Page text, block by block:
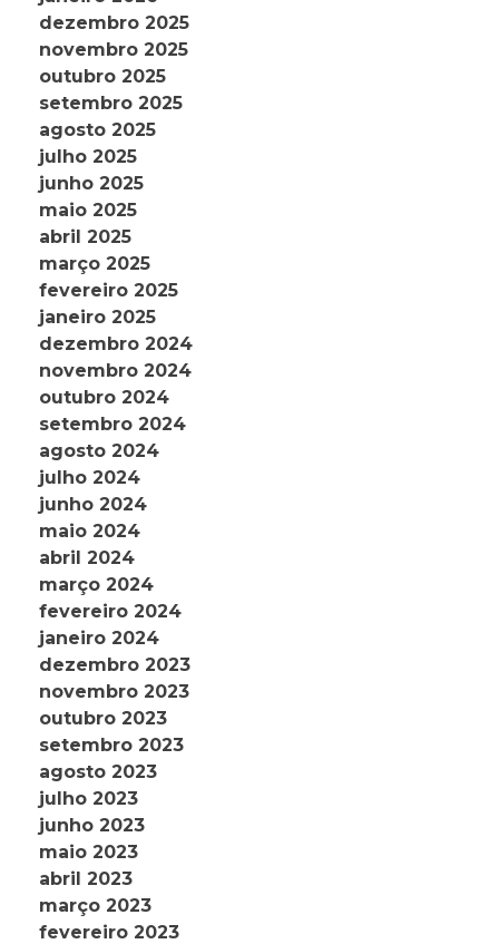
dezembro 2025
novembro 2025
outubro 2025
setembro 2025
agosto 2025
julho 2025
junho 2025
maio 2025
abril 2025
março 2025
fevereiro 2025
janeiro 2025
dezembro 2024
novembro 2024
outubro 2024
setembro 2024
agosto 2024
julho 2024
junho 2024
maio 2024
abril 2024
março 2024
fevereiro 2024
janeiro 2024
dezembro 2023
novembro 2023
outubro 2023
setembro 2023
agosto 2023
julho 2023
junho 2023
maio 2023
abril 2023
março 2023
fevereiro 2023